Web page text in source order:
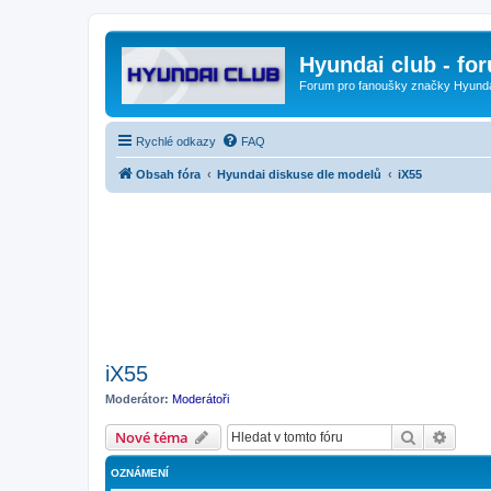
Hyundai club -
Forum pro fanoušky značky
Rychlé odkazy FAQ
Obsah fóra Hyundai diskuse dle modelů iX55
iX55
Moderátor: Moderátoři
Nové téma Hledat
OZNÁMENÍ